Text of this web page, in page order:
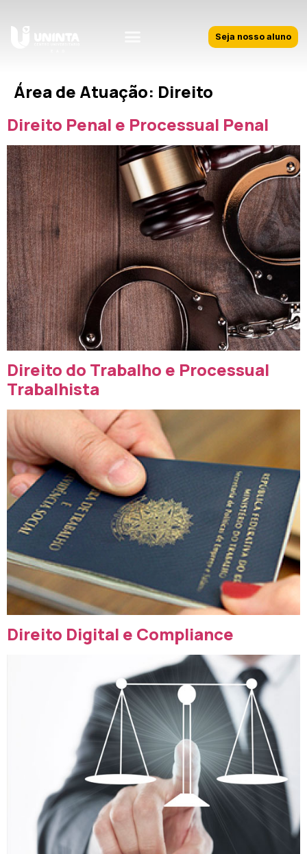
Seja nosso aluno
Área de Atuação: Direito
Direito Penal e Processual Penal
Direito do Trabalho e Processual
Trabalhista
Direito Digital e Compliance